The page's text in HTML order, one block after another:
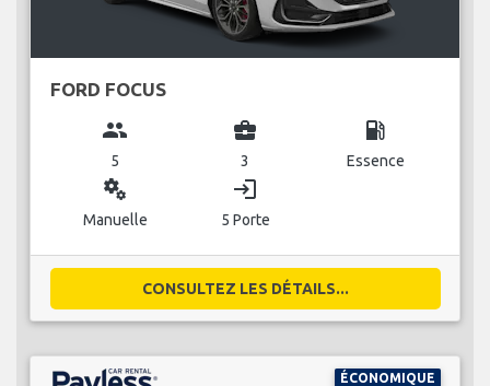
FORD FOCUS
group
5
business_center
3
local_gas_station
Essence
miscellaneous_services
Manuelle
login
5 Porte
CONSULTEZ LES DÉTAILS...
ÉCONOMIQUE